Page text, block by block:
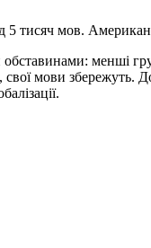
тисяч мов.
менші
мови збережуть.